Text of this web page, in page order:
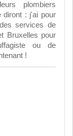
plombiers
diront : j'ai pour
services de
Bruxelles pour
ou de
!